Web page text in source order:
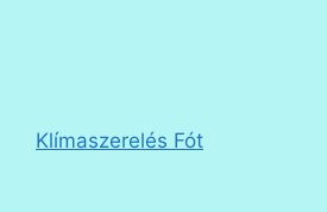
Klímaszerelés Fót